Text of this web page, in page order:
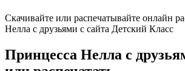
Скачивайте или распечатывайте онлайн
Нелла с друзьями с сайта Детский Класс
Принцесса Нелла с